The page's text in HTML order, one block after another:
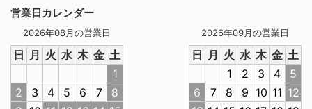
営業日カレンダー
2026年08月の営業日
日 月 火 水 木 金 土
1
2
3 4 5 6 7
8
2026年09月の営業日
日 月 火 水 木 金 土
1
2 3 4
5
6
7 8 9 10 11 12